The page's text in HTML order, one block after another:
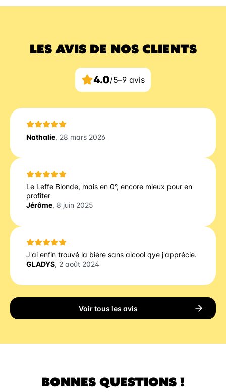
LES AVIS DE NOS CLIENTS
4.0/5–9 avis
Nathalie, 28 mars 2026
Le Leffe Blonde, mais en 0°, encore mieux pour en
profiter
Jérôme, 8 juin 2025
J'ai enfin trouvé la bière sans alcool qye j'apprécie.
GLADYS, 2 août 2024
Voir tous les avis
BONNES QUESTIONS !